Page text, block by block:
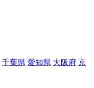
千葉県 愛知県 大阪府 京